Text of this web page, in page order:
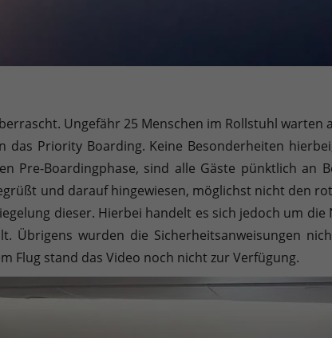
Ungefähr 25 Menschen im Rollstuhl warten
Priority Boarding. Keine Besonderheiten
Pre-Boardingphase, sind alle Gäste pünktlich an
und darauf hingewiesen, möglichst nicht den
dieser. Hierbei handelt es sich jedoch um
Übrigens wurden die Sicherheitsanweisungen
Flug stand das Video noch nicht zur Verfügung.